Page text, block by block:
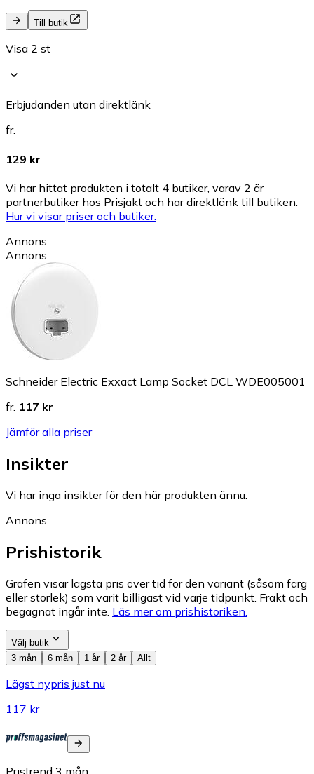
Till butik
Visa 2 st
Erbjudanden utan direktlänk
fr.
129 kr
Vi har hittat produkten i totalt 4 butiker, varav 2 är
partnerbutiker hos Prisjakt och har direktlänk till butiken.
Hur vi visar priser och butiker.
Annons
Annons
Schneider Electric Exxact Lamp Socket DCL WDE005001
fr. 117 kr
Jämför alla priser
Insikter
Vi har inga insikter för den här produkten ännu.
Annons
Prishistorik
Grafen visar lägsta pris över tid för den variant (såsom färg
eller storlek) som varit billigast vid varje tidpunkt. Frakt och
begagnat ingår inte. Läs mer om prishistoriken.
Välj butik
3 mån
6 mån 1 år 2 år Allt
Lägst nypris just nu
117 kr
Pristrend 3 mån